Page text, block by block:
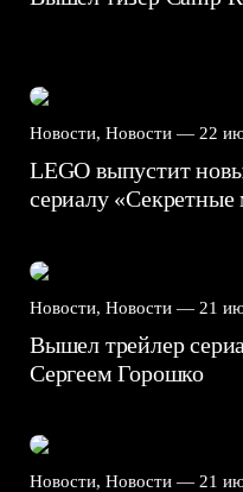
Новости, Новости — 22
LEGO выпустит
сериалу «Секретные
Новости, Новости — 21
Вышел трейлер
Сергеем Горошко
Новости, Новости — 21